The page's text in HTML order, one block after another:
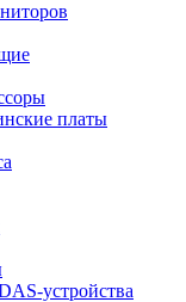
платы
устройства